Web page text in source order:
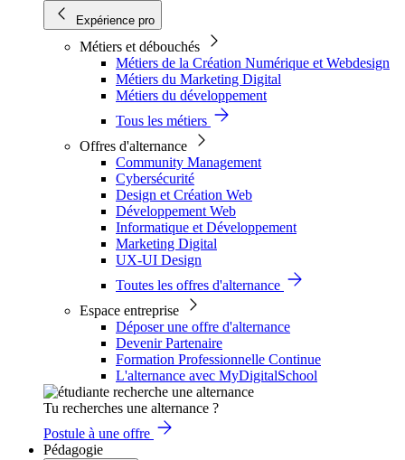
Expérience pro
Métiers et débouchés
Métiers de la Création Numérique et Webdesign
Métiers du Marketing Digital
Métiers du développement
Tous les métiers
Offres d'alternance
Community Management
Cybersécurité
Design et Création Web
Développement Web
Informatique et Développement
Marketing Digital
UX-UI Design
Toutes les offres d'alternance
Espace entreprise
Déposer une offre d'alternance
Devenir Partenaire
Formation Professionnelle Continue
L'alternance avec MyDigitalSchool
Tu recherches une alternance ?
Postule à une offre
Pédagogie